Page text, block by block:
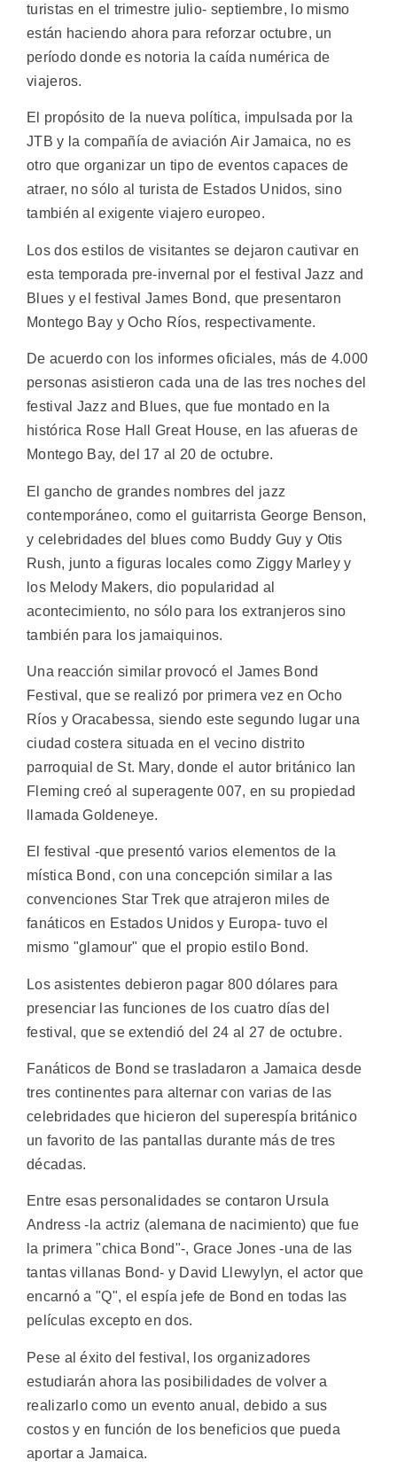
turistas en el trimestre julio- septiembre, lo mismo
están haciendo ahora para reforzar octubre, un
período donde es notoria la caída numérica de
viajeros.
El propósito de la nueva política, impulsada por la
JTB y la compañía de aviación Air Jamaica, no es
otro que organizar un tipo de eventos capaces de
atraer, no sólo al turista de Estados Unidos, sino
también al exigente viajero europeo.
Los dos estilos de visitantes se dejaron cautivar en
esta temporada pre-invernal por el festival Jazz and
Blues y el festival James Bond, que presentaron
Montego Bay y Ocho Ríos, respectivamente.
De acuerdo con los informes oficiales, más de 4.000
personas asistieron cada una de las tres noches del
festival Jazz and Blues, que fue montado en la
histórica Rose Hall Great House, en las afueras de
Montego Bay, del 17 al 20 de octubre.
El gancho de grandes nombres del jazz
contemporáneo, como el guitarrista George Benson,
y celebridades del blues como Buddy Guy y Otis
Rush, junto a figuras locales como Ziggy Marley y
los Melody Makers, dio popularidad al
acontecimiento, no sólo para los extranjeros sino
también para los jamaiquinos.
Una reacción similar provocó el James Bond
Festival, que se realizó por primera vez en Ocho
Ríos y Oracabessa, siendo este segundo lugar una
ciudad costera situada en el vecino distrito
parroquial de St. Mary, donde el autor británico Ian
Fleming creó al superagente 007, en su propiedad
llamada Goldeneye.
El festival -que presentó varios elementos de la
mística Bond, con una concepción similar a las
convenciones Star Trek que atrajeron miles de
fanáticos en Estados Unidos y Europa- tuvo el
mismo "glamour" que el propio estilo Bond.
Los asistentes debieron pagar 800 dólares para
presenciar las funciones de los cuatro días del
festival, que se extendió del 24 al 27 de octubre.
Fanáticos de Bond se trasladaron a Jamaica desde
tres continentes para alternar con varias de las
celebridades que hicieron del superespía británico
un favorito de las pantallas durante más de tres
décadas.
Entre esas personalidades se contaron Ursula
Andress -la actriz (alemana de nacimiento) que fue
la primera "chica Bond"-, Grace Jones -una de las
tantas villanas Bond- y David Llewylyn, el actor que
encarnó a "Q", el espía jefe de Bond en todas las
películas excepto en dos.
Pese al éxito del festival, los organizadores
estudiarán ahora las posibilidades de volver a
realizarlo como un evento anual, debido a sus
costos y en función de los beneficios que pueda
aportar a Jamaica.